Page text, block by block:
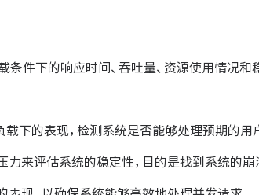
件下的响应时间、吞吐量、资源使用情况和
下的表现，检测系统是否能够处理预期的用
来评估系统的稳定性，目的是找到系统的崩